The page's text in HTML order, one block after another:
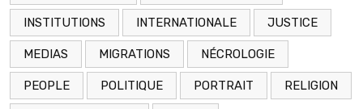
INSTITUTIONS INTERNATIONALE JUSTICE
MEDIAS MIGRATIONS NÉCROLOGIE
PEOPLE POLITIQUE PORTRAIT RELIGION